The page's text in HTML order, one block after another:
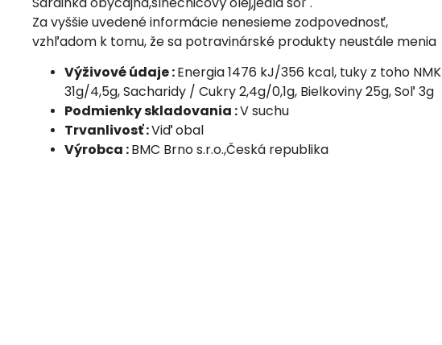
Za vyššie uvedené informácie nenesieme zodpovednosť,
vzhľadom k tomu, že sa potravinárské produkty neustále menia
Výživové údaje :Energia 1476 kJ/356 kcal, tuky z toho NMK
31g/4,5g, Sacharidy / Cukry 2,4g/0,1g, Bielkoviny 25g, Soľ 3g
Podmienky skladovania :V suchu
Trvanlivosť :Viď obal
Výrobca :BMC Brno s.r.o.,Česká republika